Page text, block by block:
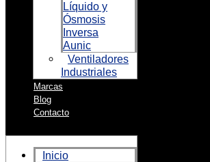
Líquido y
Ósmosis
Inversa
Aunic
Ventiladores
Industriales
Marcas
Blog
Contacto
Inicio